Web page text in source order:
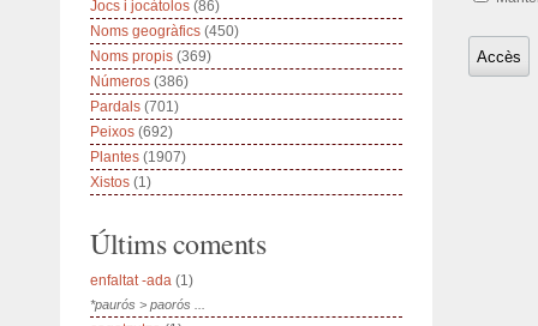
Jocs i jocàtolos (86)
Noms geogràfics (450)
Noms propis (369)
Números (386)
Pardals (701)
Peixos (692)
Plantes (1907)
Xistos (1)
Últims coments
enfaltat -ada (1)
*paurós > paorós ...